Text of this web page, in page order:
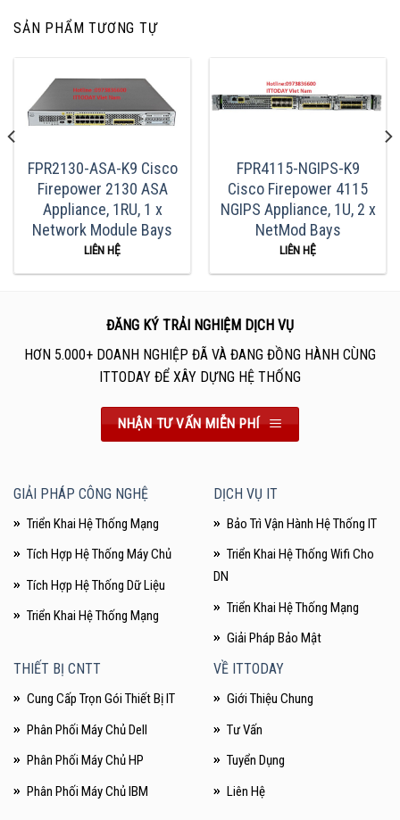
SẢN PHẨM TƯƠNG TỰ
FPR2130-ASA-K9 Cisco
Firepower 2130 ASA
Appliance, 1RU, 1 x
Network Module Bays
LIÊN HỆ
FPR4115-NGIPS-K9
Cisco Firepower 4115
NGIPS Appliance, 1U, 2 x
NetMod Bays
LIÊN HỆ
ĐĂNG KÝ TRẢI NGHIỆM DỊCH VỤ
HƠN 5.000+ DOANH NGHIỆP ĐÃ VÀ ĐANG ĐỒNG HÀNH CÙNG
ITTODAY ĐỂ XÂY DỰNG HỆ THỐNG
NHẬN TƯ VẤN MIỄN PHÍ
GIẢI PHÁP CÔNG NGHỆ
Triển Khai Hệ Thống Mạng
Tích Hợp Hệ Thống Máy Chủ
Tích Hợp Hệ Thống Dữ Liệu
Triển Khai Hệ Thống Mạng
DỊCH VỤ IT
Bảo Trì Vận Hành Hệ Thống IT
Triển Khai Hệ Thống Wifi Cho
DN
Triển Khai Hệ Thống Mạng
Giải Pháp Bảo Mật
THIẾT BỊ CNTT
Cung Cấp Trọn Gói Thiết Bị IT
Phân Phối Máy Chủ Dell
Phân Phối Máy Chủ HP
Phân Phối Máy Chủ IBM
VỀ ITTODAY
Giới Thiệu Chung
Tư Vấn
Tuyển Dụng
Liên Hệ